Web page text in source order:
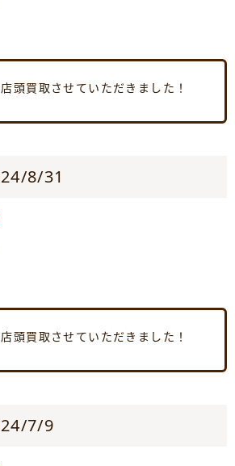
頭買取させていただきました！
8/31
頭買取させていただきました！
7/9